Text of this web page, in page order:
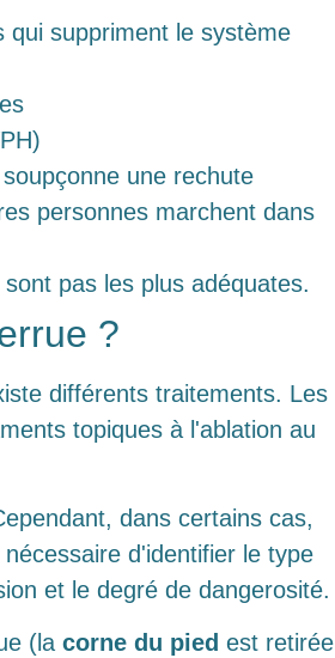
qui suppriment le système
une rechute
personnes marchent dans
pas les plus adéquates.
?
différents traitements. Les
topiques à l'ablation au
dans certains cas,
d'identifier le type
et le degré de dangerosité.
(la corne du pied est retirée